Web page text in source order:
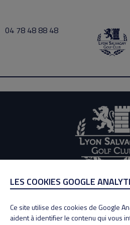
04 78 48 88 48
Ent dames 1 2021-03-21 10:00
ADRESSE
69890 La Tour de
Tél : 04 78 48
LES COOKIES GOOGLE
Ce site utilise des cookies de Google
aident à identifier le contenu qui vous